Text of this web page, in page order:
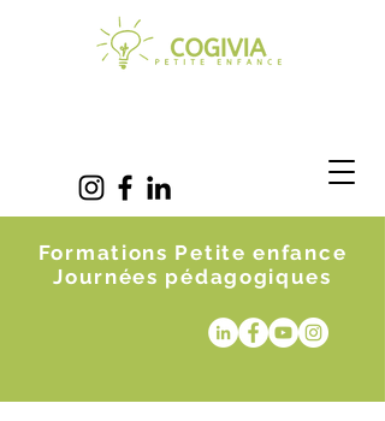
Formations Petite enfance
Journées pédagogiques